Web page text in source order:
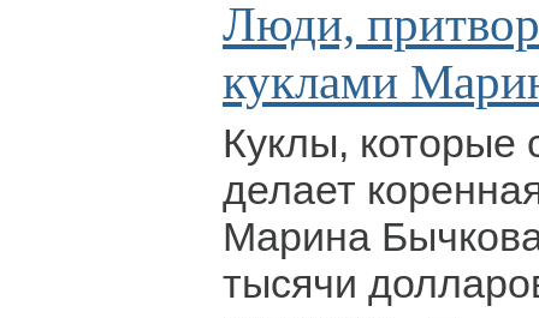
Люди,
куклами
Куклы, которые
делает
Марина
тысячи